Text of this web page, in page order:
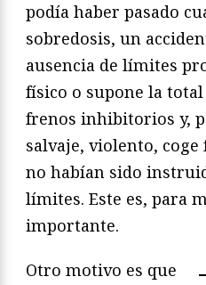
podía haber pasado
sobredosis, un
ausencia de límites
físico o supone la
frenos inhibitorios y,
salvaje, violento, coge
no habían sido
límites. Este es, para
importante.
Otro motivo es que